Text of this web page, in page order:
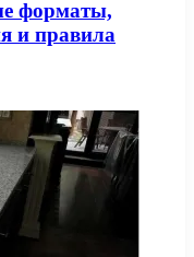
форматы,
и правила